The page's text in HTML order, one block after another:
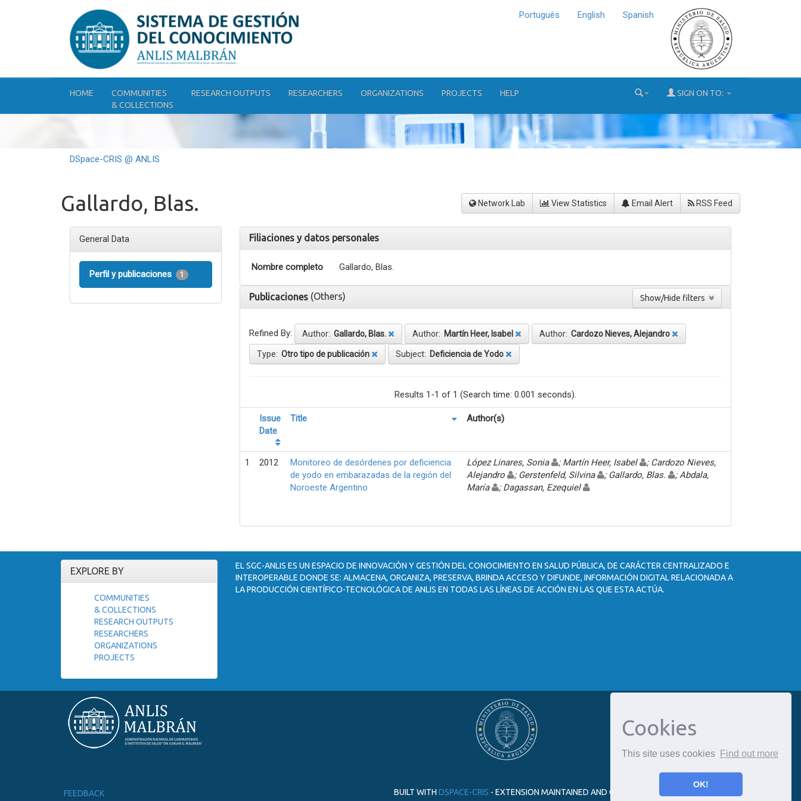
Cookies
This site uses cookies Find out more
OK!
Português English Spanish
HOME
COMMUNITIES
& COLLECTIONS
RESEARCH OUTPUTS RESEARCHERS ORGANIZATIONS PROJECTS HELP SIGN ON TO:
DSpace-CRIS @ ANLIS
Gallardo, Blas. Network Lab View Statistics Email Alert RSS Feed
General Data
Perfil y publicaciones 1
Filiaciones y datos personales
Nombre completo Gallardo, Blas.
Publicaciones (Others)
Refined By: Author: Gallardo, Blas. Author: Martín Heer, Isabel Author: Cardozo Nieves, Alejandro
Type: Otro tipo de publicación Subject: Deficiencia de Yodo
Results 1-1 of 1 (Search time: 0.001 seconds).
Issue
Date
Title Author(s)
1 2012
Monitoreo de desórdenes por deficiencia
de yodo en embarazadas de la región del
Noroeste Argentino
López Linares, Sonia ; Martín Heer, Isabel
; Cardozo Nieves,
Alejandro
; Gerstenfeld, Silvina ; Gallardo, Blas.
; Abdala,
María
; Dagassan, Ezequiel
EXPLORE BY
COMMUNITIES
& COLLECTIONS
RESEARCH OUTPUTS
RESEARCHERS
ORGANIZATIONS
PROJECTS
EL SGC-ANLIS ES UN ESPACIO DE INNOVACIÓN Y GESTIÓN DEL CONOCIMIENTO EN SALUD PÚBLICA, DE CARÁCTER CENTRALIZADO E
INTEROPERABLE DONDE SE: ALMACENA, ORGANIZA, PRESERVA, BRINDA ACCESO Y DIFUNDE, INFORMACIÓN DIGITAL RELACIONADA A
LA PRODUCCIÓN CIENTÍFICO-TECNOLÓGICA DE ANLIS EN TODAS LAS LÍNEAS DE ACCIÓN EN LAS QUE ESTA ACTÚA.
FEEDBACK BUILT WITH DSPACE-CRIS - EXTENSION MAINTAINED AND OPTIMIZED BY